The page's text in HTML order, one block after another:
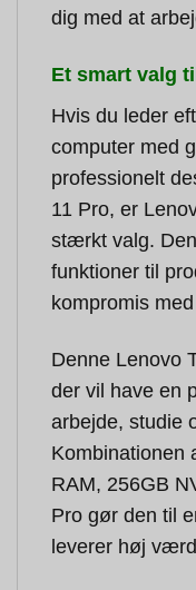
dig med at
Et smart valg
Hvis du leder
computer med
professionelt
11 Pro, er
stærkt valg.
funktioner til
kompromis
Denne Lenovo
der vil have en
arbejde, studie
Kombinationen
RAM, 256GB
Pro gør den til
leverer høj